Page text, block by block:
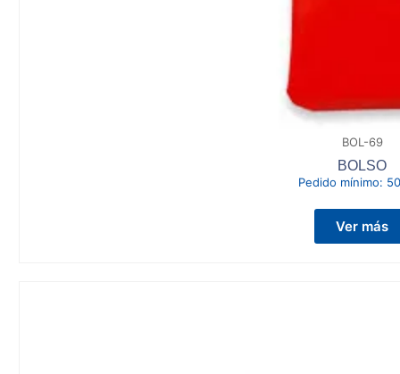
BOL-69
BOLSO
Pedido mínimo:
Ver más